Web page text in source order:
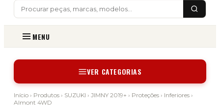
MENU
VER CATEGORIAS
Início › Produtos › SUZUKI › JIMNY 2019+ › Proteções › Inferiores ›
Almont 4WD